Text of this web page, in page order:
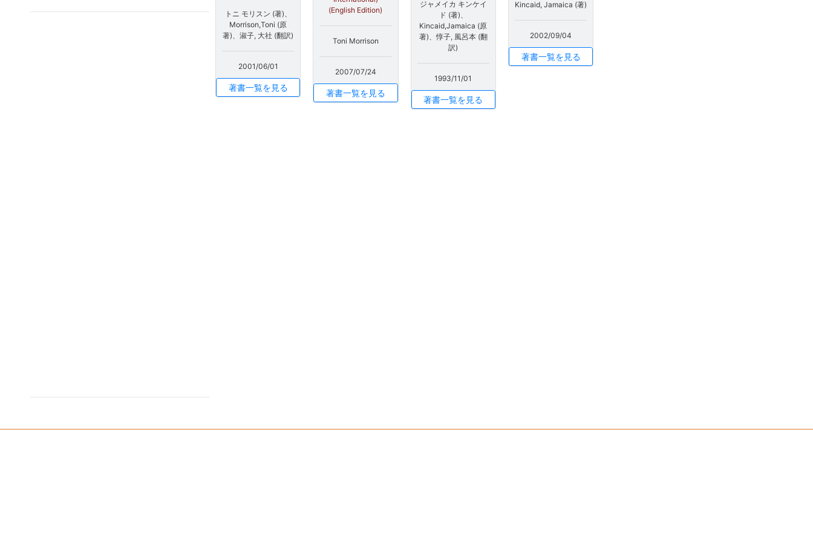
トニ モリスン (著)、
Morrison,Toni (原
著)、淑子, 大社 (翻訳)
2001/06/01
著書一覧を見る
(English Edition)
Toni Morrison
2007/07/24
著書一覧を見る
ジャメイカ キンケイ
ド (著)、
Kincaid,Jamaica (原
著)、惇子, 風呂本 (翻
訳)
1993/11/01
著書一覧を見る
Kincaid, Jamaica (著)
2002/09/04
著書一覧を見る